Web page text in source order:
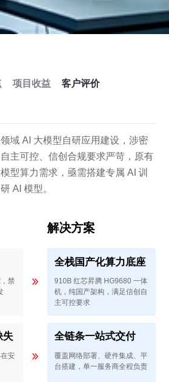
项目收益 客户评价
域 AI 大模型自研应用建设，涉密
主可控、信创合规要求严苛，原有
型算力需求，亟需搭建专属 AI 训
AI 模型。
禁
失
安
解决方案
全栈国产化算力底座
910B 红芯昇腾 HG9680 一体
机，纯国产架构，满足信创自
主可控要求
全链条一站式交付
覆盖网络部署、硬件集成、平
台搭建，单一服务商全程负责